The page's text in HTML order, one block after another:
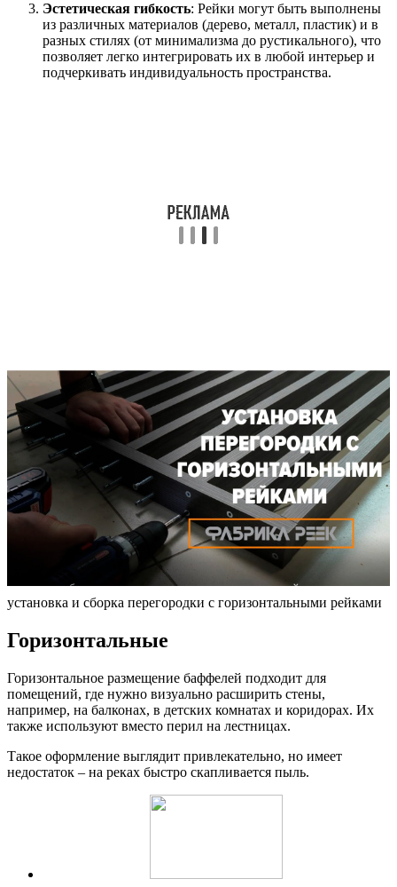
Эстетическая гибкость: Рейки могут быть выполнены
из различных материалов (дерево, металл, пластик) и в
разных стилях (от минимализма до рустикального), что
позволяет легко интегрировать их в любой интерьер и
подчеркивать индивидуальность пространства.
установка и сборка перегородки с горизонтальными рейками
Горизонтальные
Горизонтальное размещение баффелей подходит для
помещений, где нужно визуально расширить стены,
например, на балконах, в детских комнатах и коридорах. Их
также используют вместо перил на лестницах.
Такое оформление выглядит привлекательно, но имеет
недостаток – на реках быстро скапливается пыль.